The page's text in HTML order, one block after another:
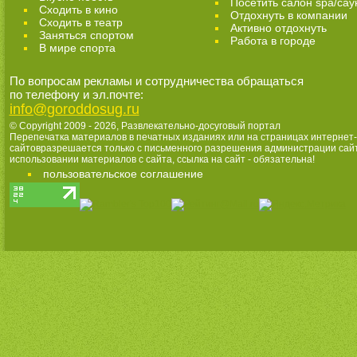
Сходить в кино
Cходить в театр
Заняться спортом
В мире спорта
Отдохнуть в компании
Активно отдохнуть
Работа в городе
По вопросам рекламы и сотрудничества обращаться
по телефону и эл.почте:
info@goroddosug.ru
© Copyright 2009 - 2026, Развлекательно-досуговый портал
Перепечатка материалов в печатных изданиях или на страницах интернет-
сайтовразрешается только с письменного разрешения администрации
использовании материалов с сайта, ссылка на сайт - обязательна!
пользовательское соглашение